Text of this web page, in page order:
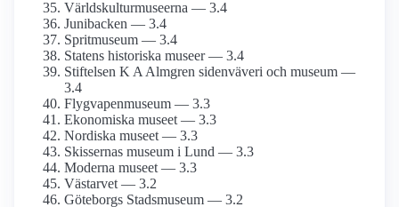
Världskultur­museerna — 3.4
Junibacken — 3.4
Spritmuseum — 3.4
Statens historiska museer — 3.4
Stiftelsen K A Almgren sidenväveri och museum —
3.4
Flygvapen­museum — 3.3
Ekonomiska museet — 3.3
Nordiska museet — 3.3
Skissernas museum i Lund — 3.3
Moderna museet — 3.3
Västarvet — 3.2
Göteborgs Stadsmuseum — 3.2